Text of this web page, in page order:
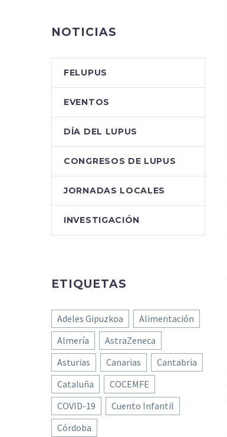
NOTICIAS
FELUPUS
EVENTOS
DÍA DEL LUPUS
CONGRESOS DE LUPUS
JORNADAS LOCALES
INVESTIGACIÓN
ETIQUETAS
Adeles Gipuzkoa
Alimentación
Almería
AstraZeneca
Asturias
Canarias
Cantabria
Cataluña
COCEMFE
COVID-19
Cuento Infantil
Córdoba